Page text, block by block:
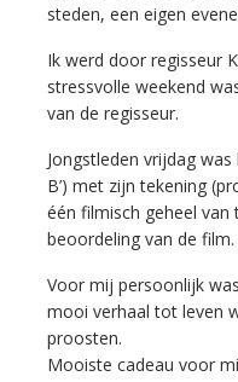
steden, een eigen
Ik werd door regisseur
stressvolle weekend
van de regisseur.
Jongstleden vrijdag
B’) met zijn tekening
één filmisch geheel
beoordeling van de film.
Voor mij persoonlijk
mooi verhaal tot leven
proosten.
Mooiste cadeau voor